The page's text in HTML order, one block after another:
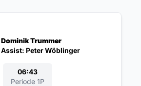
Dominik Trummer
Assist: Peter Wöblinger
06:43
Periode 1P